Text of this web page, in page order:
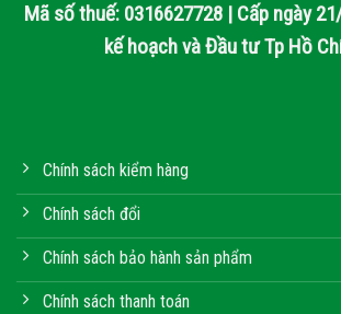
Mã số thuế: 0316627728 | Cấp ngày
kế hoạch và Đầu tư Tp Hồ
Chính sách kiểm hàng
Chính sách đổi
Chính sách bảo hành sản phẩm
Chính sách thanh toán